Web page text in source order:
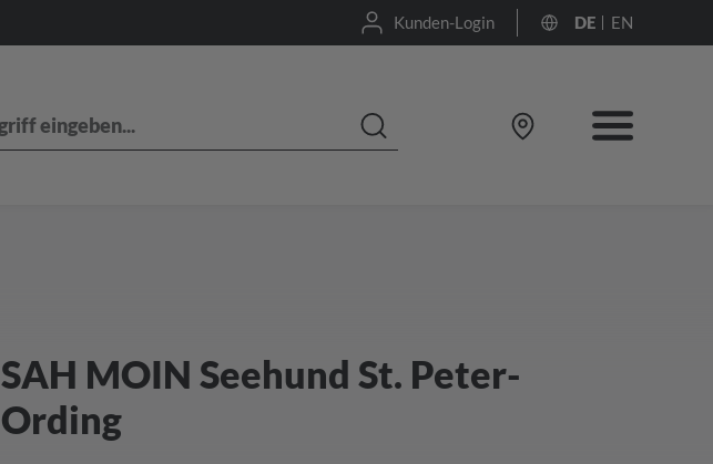
Kunden-Login DE EN
SAH MOIN Seehund St. Peter-
Ording